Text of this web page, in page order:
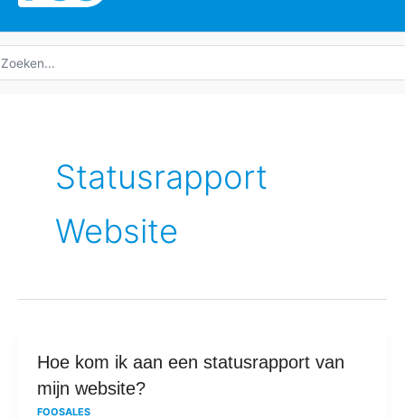
Statusrapport
Website
Hoe kom ik aan een statusrapport van
mijn website?
FOOSALES
Hoe
kom